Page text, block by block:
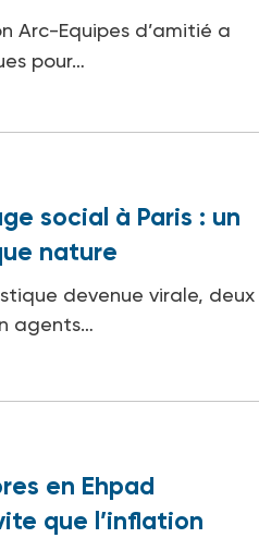
Arc-Equipes d’amitié a
pour…
social à Paris : un
nature
devenue virale, deux
agents…
en Ehpad
que l’inflation